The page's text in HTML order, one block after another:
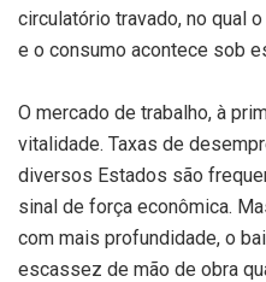
circulatório travado, no qual
e o consumo acontece sob
O mercado de trabalho, à
vitalidade. Taxas de
diversos Estados são
sinal de força econômica.
com mais profundidade, o
escassez de mão de obra